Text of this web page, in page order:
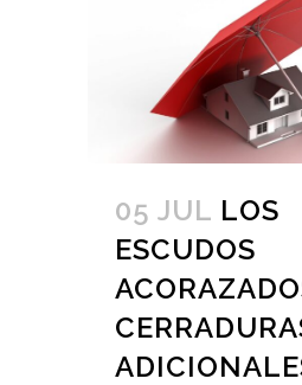
05 JUL LOS
ESCUDOS